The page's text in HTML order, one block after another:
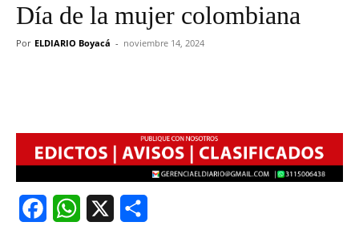
Día de la mujer colombiana
Por ELDIARIO Boyacá - noviembre 14, 2024
FacebookWhatsApp